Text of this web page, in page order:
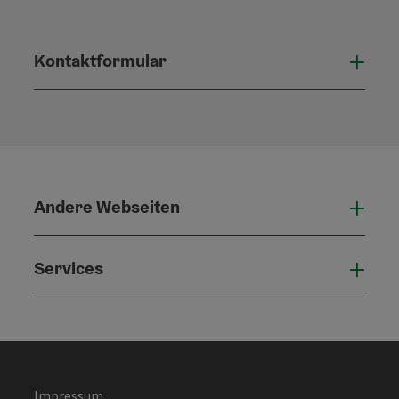
Kontaktformular
Andere Webseiten
Services
Impressum